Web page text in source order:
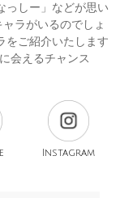
っしー」などが思い
ラがいるのでしょ
をご紹介いたします
会えるチャンス
Instagram